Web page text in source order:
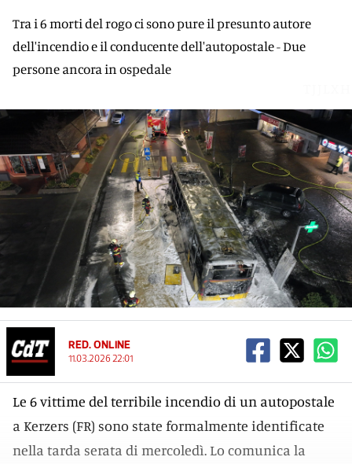
Tra i 6 morti del rogo ci sono pure il presunto autore
dell'incendio e il conducente dell'autopostale - Due
persone ancora in ospedale
RED. ONLINE
11.03.2026 22:01
Le 6 vittime del terribile incendio di un autopostale
a Kerzers (FR) sono state formalmente identificate
nella tarda serata di mercoledì. Lo comunica la